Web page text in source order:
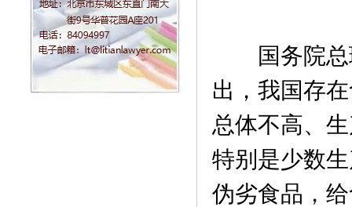
国务院总
出，我国存
总体不高、
特别是少数
伪劣食品，